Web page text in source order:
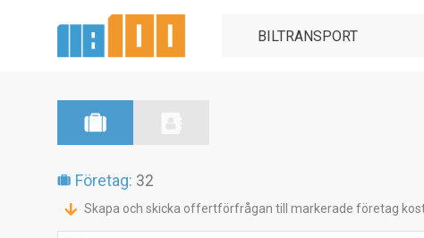
Företag: 32
Skapa och skicka offertförfrågan till markerade företag